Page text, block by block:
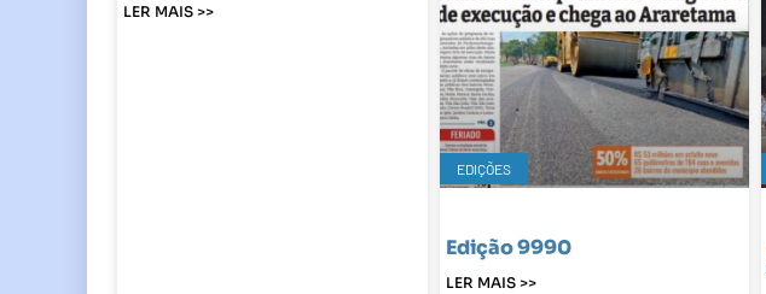
LER MAIS >>
EDIÇÕES
Edição 9990
LER MAIS >>